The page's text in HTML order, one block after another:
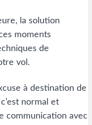
la solution
moments
de
vol.
à destination de
normal et
communication avec